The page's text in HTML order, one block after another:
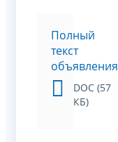
Полный
текст
объявления
DOC (57
КБ)